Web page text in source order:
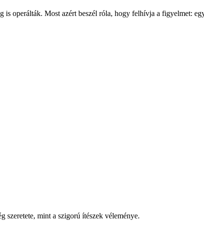
operálták. Most azért beszél róla, hogy felhívja a figyelmet:
szeretete, mint a szigorú ítészek véleménye.